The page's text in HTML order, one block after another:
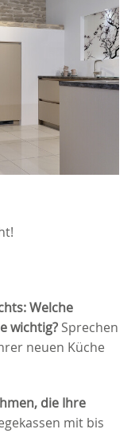
Welche
wichtig? Sprechen
neuen Küche
die Ihre
mit bis